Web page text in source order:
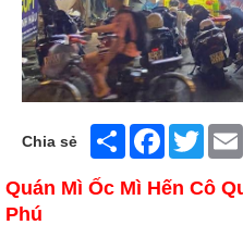
Chia sẻ Share FacebookTwitter
Quán Mì Ốc Mì Hến Cô
Phú